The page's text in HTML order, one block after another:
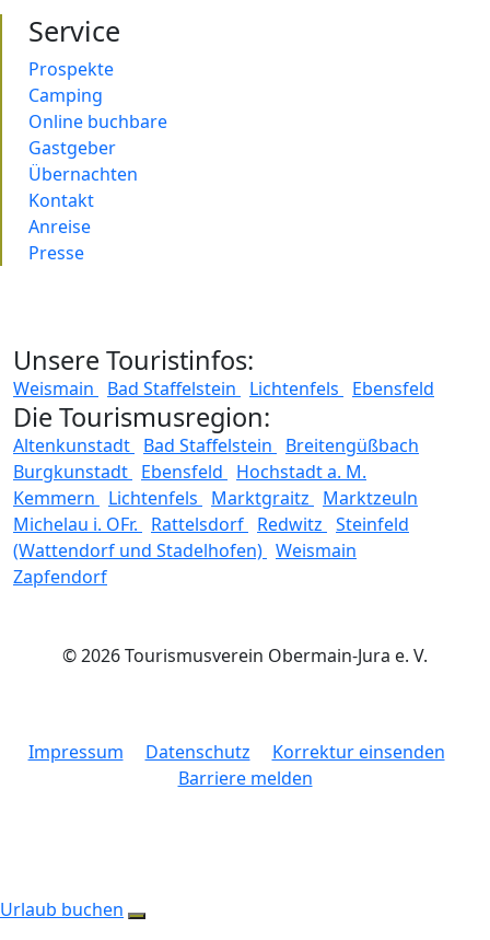
Service
Prospekte
Camping
Online buchbare
Gastgeber
Übernachten
Kontakt
Anreise
Presse
Unsere Touristinfos:
Weismain Bad Staffelstein Lichtenfels Ebensfeld
Die Tourismusregion:
Altenkunstadt Bad Staffelstein
Breitengüßbach
Burgkunstadt Ebensfeld
Hochstadt a. M.
Kemmern
Lichtenfels Marktgraitz
Marktzeuln
Michelau i. OFr.
Rattelsdorf Redwitz Steinfeld
(Wattendorf und Stadelhofen) Weismain
Zapfendorf
© 2026 Tourismusverein Obermain-Jura e. V.
Impressum Datenschutz
Korrektur einsenden
Barriere melden
Urlaub buchen